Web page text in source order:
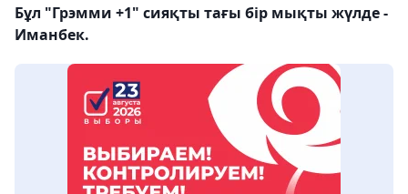
Бұл "Грэмми +1" сияқты тағы бір мықты жүлде -
Иманбек.